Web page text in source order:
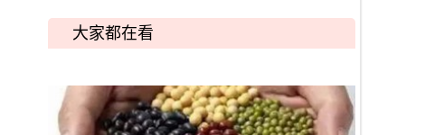
大家都在看